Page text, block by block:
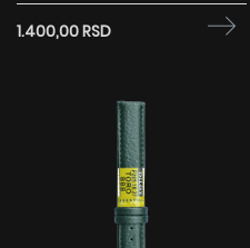
1.400,00 RSD